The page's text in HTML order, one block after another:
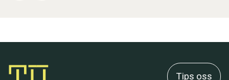
Tips oss